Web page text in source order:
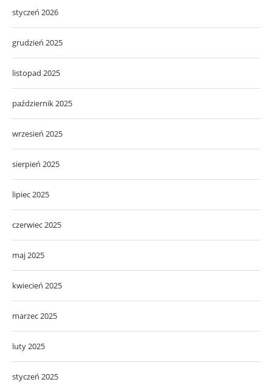
styczeń 2026
grudzień 2025
listopad 2025
październik 2025
wrzesień 2025
sierpień 2025
lipiec 2025
czerwiec 2025
maj 2025
kwiecień 2025
marzec 2025
luty 2025
styczeń 2025